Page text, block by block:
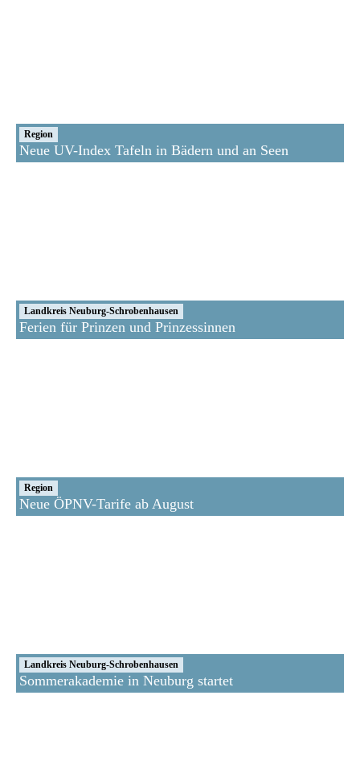
Region
Neue UV-Index Tafeln in Bädern und an Seen
Landkreis Neuburg-Schrobenhausen
Ferien für Prinzen und Prinzessinnen
Region
Neue ÖPNV-Tarife ab August
Landkreis Neuburg-Schrobenhausen
Sommerakademie in Neuburg startet